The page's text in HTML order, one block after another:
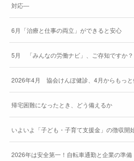
対応―
6月「治療と仕事の両立」ができると安心
5月 「みんなの労働ナビ」、ご存知ですか？
2026年4月 協会けんぽ健診、4月からもっと
帰宅困難になったとき、どう備えるか
いよいよ「子ども・子育て支援金」の徴収開
2026年は安全第一！自転車通勤と企業の準備